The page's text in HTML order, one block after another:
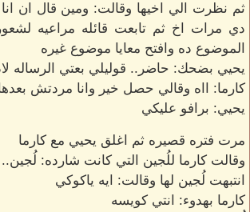
ثم نظرت الي اخيها وقالت: ومين قال ان
دي مرات اخ ثم تابعت قائله مراعيه
الموضوع ده وافتح معايا موضوع غيره
يحيي بضحك: حاضر.. قوليلي بعتي الرساله
كارما: ااه وقالي حصل خير وانا مردتش
يحيي: برافو عليكي
مرت فتره قصيره ثم اغلق يحيي مع كارما
وقالت كارما للُجين التي كانت شارده:
انتبهت لُجين لها وقالت: ايه ياكوكي
كارما بهدوء: انتي كويسه